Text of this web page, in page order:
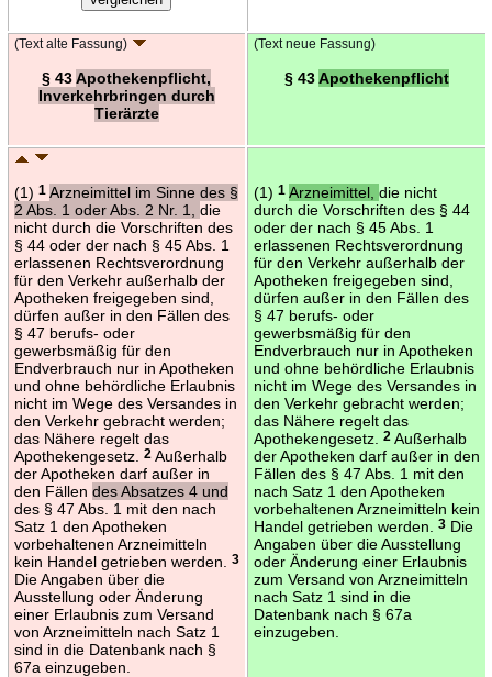
(Text alte Fassung)
§ 43Apothekenpflicht,
Inverkehrbringen durch
Tierärzte
(Text neue Fassung)
§ 43Apothekenpflicht
(1) 1 Arzneimittel im Sinne des §
2 Abs. 1 oder Abs. 2 Nr. 1, die
nicht durch die Vorschriften des
§ 44 oder der nach § 45 Abs. 1
erlassenen Rechtsverordnung
für den Verkehr außerhalb der
Apotheken freigegeben sind,
dürfen außer in den Fällen des
§ 47 berufs- oder
gewerbsmäßig für den
Endverbrauch nur in Apotheken
und ohne behördliche Erlaubnis
nicht im Wege des Versandes in
den Verkehr gebracht werden;
das Nähere regelt das
Apothekengesetz.
2Außerhalb
der Apotheken darf außer in
den Fällen des Absatzes 4 und
des § 47 Abs. 1 mit den nach
Satz 1 den Apotheken
vorbehaltenen Arzneimitteln
kein Handel getrieben werden.
3
Die Angaben über die
Ausstellung oder Änderung
einer Erlaubnis zum Versand
von Arzneimitteln nach Satz 1
sind in die Datenbank nach §
67a einzugeben.
(1) 1 Arzneimittel, die nicht
durch die Vorschriften des § 44
oder der nach § 45 Abs. 1
erlassenen Rechtsverordnung
für den Verkehr außerhalb der
Apotheken freigegeben sind,
dürfen außer in den Fällen des
§ 47 berufs- oder
gewerbsmäßig für den
Endverbrauch nur in Apotheken
und ohne behördliche Erlaubnis
nicht im Wege des Versandes in
den Verkehr gebracht werden;
das Nähere regelt das
Apothekengesetz.
2Außerhalb
der Apotheken darf außer in den
Fällen des § 47 Abs. 1 mit den
nach Satz 1 den Apotheken
vorbehaltenen Arzneimitteln kein
Handel getrieben werden.
3Die
Angaben über die Ausstellung
oder Änderung einer Erlaubnis
zum Versand von Arzneimitteln
nach Satz 1 sind in die
Datenbank nach § 67a
einzugeben.